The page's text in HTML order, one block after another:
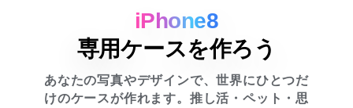
iPhone8
専用ケースを作ろう
あなたの写真やデザインで、世界にひとつだ
けのケースが作れます。推し活・ペット・思